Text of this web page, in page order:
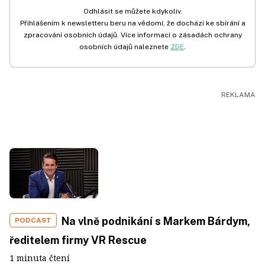
Odhlásit se můžete kdykoliv.
Přihlášením k newsletteru beru na vědomí, že dochází ke sbírání a
zpracování osobních údajů. Více informací o zásadách ochrany
osobních údajů naleznete ZDE.
PODCAST
Na vlně podnikání s Markem Bárdym,
ředitelem firmy VR Rescue
1 minuta čtení